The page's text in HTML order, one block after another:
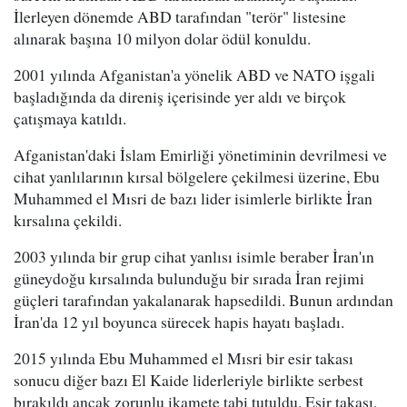
İlerleyen dönemde ABD tarafından "terör" listesine
alınarak başına 10 milyon dolar ödül konuldu.
2001 yılında Afganistan'a yönelik ABD ve NATO işgali
başladığında da direniş içerisinde yer aldı ve birçok
çatışmaya katıldı.
Afganistan'daki İslam Emirliği yönetiminin devrilmesi ve
cihat yanlılarının kırsal bölgelere çekilmesi üzerine, Ebu
Muhammed el Mısri de bazı lider isimlerle birlikte İran
kırsalına çekildi.
2003 yılında bir grup cihat yanlısı isimle beraber İran'ın
güneydoğu kırsalında bulunduğu bir sırada İran rejimi
güçleri tarafından yakalanarak hapsedildi. Bunun ardından
İran'da 12 yıl boyunca sürecek hapis hayatı başladı.
2015 yılında Ebu Muhammed el Mısri bir esir takası
sonucu diğer bazı El Kaide liderleriyle birlikte serbest
bırakıldı ancak zorunlu ikamete tabi tutuldu. Esir takası,